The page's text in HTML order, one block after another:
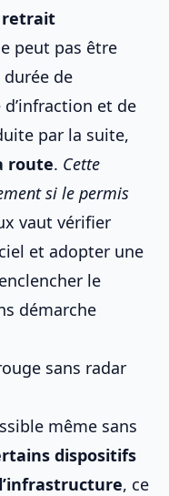
retrait
peut pas être
de
et de
par la suite,
route. Cette
si le permis
vaut vérifier
et adopter une
le
démarche
sans radar
même sans
dispositifs
, ce